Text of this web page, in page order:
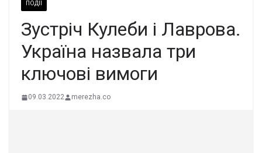
ПОДІЇ
Зустріч Кулеби і Лаврова.
Україна назвала три
ключові вимоги
09.03.2022 merezha.co